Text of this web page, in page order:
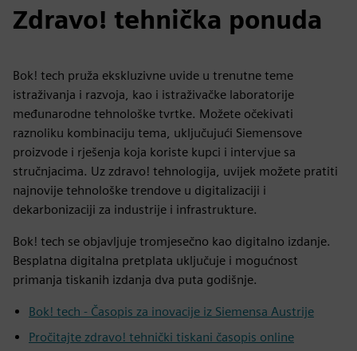
Zdravo! tehnička ponuda
Bok! tech pruža ekskluzivne uvide u trenutne teme
istraživanja i razvoja, kao i istraživačke laboratorije
međunarodne tehnološke tvrtke. Možete očekivati
raznoliku kombinaciju tema, uključujući Siemensove
proizvode i rješenja koja koriste kupci i intervjue sa
stručnjacima. Uz zdravo! tehnologija, uvijek možete pratiti
najnovije tehnološke trendove u digitalizaciji i
dekarbonizaciji za industrije i infrastrukture.
Bok! tech se objavljuje tromjesečno kao digitalno izdanje.
Besplatna digitalna pretplata uključuje i mogućnost
primanja tiskanih izdanja dva puta godišnje.
Bok! tech - Časopis za inovacije iz Siemensa Austrije
Pročitajte zdravo! tehnički tiskani časopis online